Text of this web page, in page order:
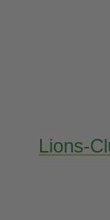
Lions-